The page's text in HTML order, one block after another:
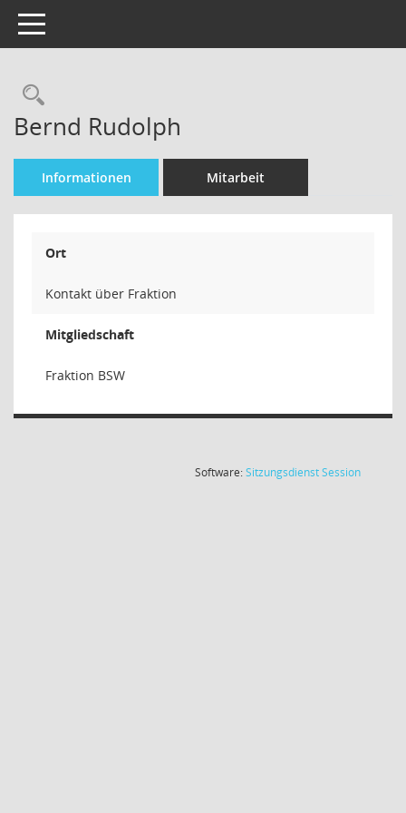
Toggle navigation
Rechercheauswahl
Bernd Rudolph
Informationen Mitarbeit
Ort
Kontakt über Fraktion
Mitgliedschaft
Fraktion BSW
Software:SitzungsdienstSession(Wird in